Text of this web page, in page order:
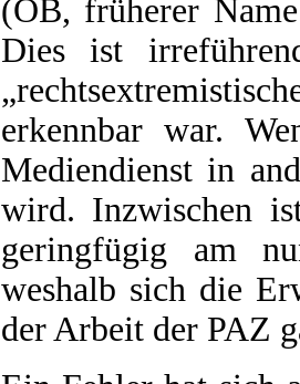
(OB, früherer
Dies ist
erkennbar war.
Mediendienst in
wird. Inzwischen
geringfügig am
weshalb sich die
der Arbeit der PAZ